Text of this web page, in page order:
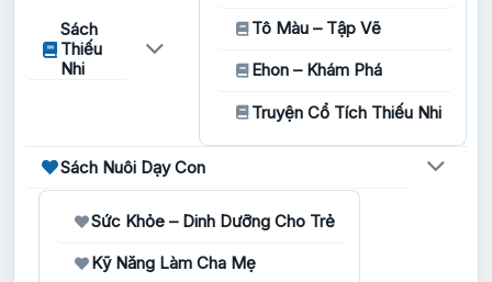
Sách
Thiếu
Nhi
Tô Màu – Tập Vẽ
Ehon – Khám Phá
Truyện Cổ Tích Thiếu Nhi
Sách Nuôi Dạy Con
Sức Khỏe – Dinh Dưỡng Cho Trẻ
Kỹ Năng Làm Cha Mẹ